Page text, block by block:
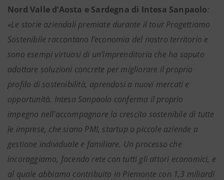
Nord Valle d’Aosta e Sardegna di Intesa Sanpaolo:
«Le storie aziendali premiate durante il tour Progettiamo
Sostenibile raccontano l’economia del nostro territorio e
sono esempi virtuosi di un’imprenditoria che ha saputo
adottare soluzioni concrete per migliorare il proprio
profilo di sostenibilità, aprendosi a nuovi mercati e
opportunità. Intesa Sanpaolo conferma il proprio
impegno nell’accompagnare la crescita sostenibile di tutte
le imprese, che siano PMI, startup o piccole aziende a
gestione individuale e familiare. Un processo che
incoraggiamo, facendo rete con tutti gli attori economici, e
al quale abbiamo contribuito in Piemonte con 1,3 miliardi